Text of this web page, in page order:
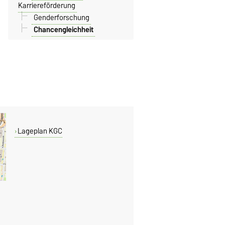
Karriereförderung
Genderforschung
Chancengleichheit
Lageplan KGC